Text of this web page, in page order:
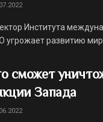
Института
угрожает развитию
сможет
Запада